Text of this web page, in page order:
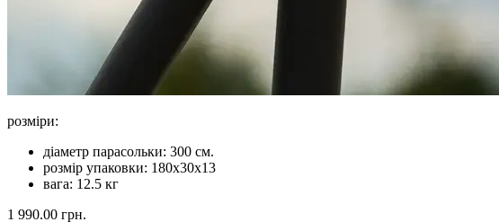
розміри:
діаметр парасольки: 300 см.
розмір упаковки: 180х30х13
вага: 12.5 кг
1 990.00 грн.